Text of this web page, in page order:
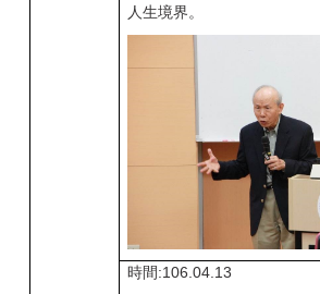
人生境界。
時間:106.04.13